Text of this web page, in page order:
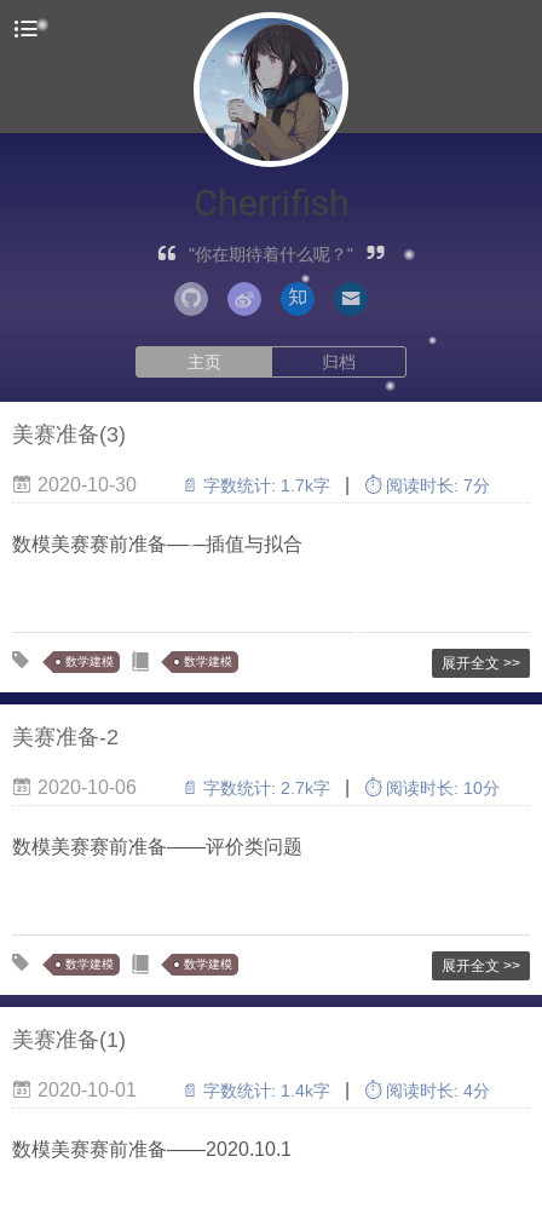
Cherrifish
"你在期待着什么呢？"
主页 归档
美赛准备(3)
2020-10-30 📄 字数统计: 1.7k字 ⏱ 阅读时长: 7分
数模美赛赛前准备——插值与拟合
数学建模 数学建模 展开全文 >>
美赛准备-2
2020-10-06 📄 字数统计: 2.7k字 ⏱ 阅读时长: 10分
数模美赛赛前准备——评价类问题
数学建模 数学建模 展开全文 >>
美赛准备(1)
2020-10-01 📄 字数统计: 1.4k字 ⏱ 阅读时长: 4分
数模美赛赛前准备——2020.10.1